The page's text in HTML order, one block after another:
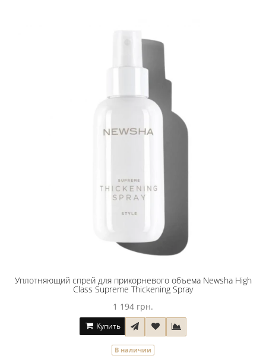
Уплотняющий спрей для прикорневого объема Newsha High
Class Supreme Thickening Spray
1 194 грн.
Купить
В наличии